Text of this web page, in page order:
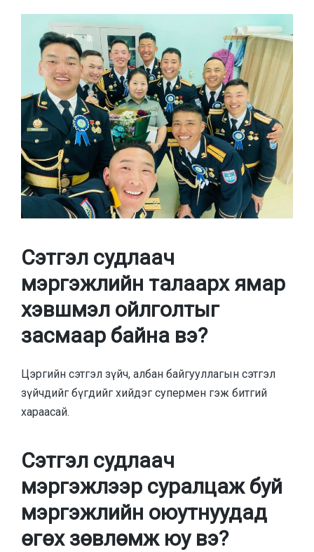
Сэтгэл судлаач
мэргэжлийн талаарх ямар
хэвшмэл ойлголтыг
засмаар байна вэ?
Цэргийн сэтгэл зүйч, албан байгууллагын сэтгэл
зүйчдийг бүгдийг хийдэг супермен гэж битгий
хараасай.
Сэтгэл судлаач
мэргэжлээр суралцаж буй
мэргэжлийн оюутнуудад
өгөх зөвлөмж юу вэ?